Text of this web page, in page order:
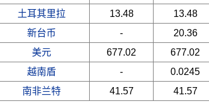
土耳其里拉
13.48 13.48
新台币
- 20.36
美元
677.02 677.02
越南盾
- 0.0245
南非兰特
41.57 41.57